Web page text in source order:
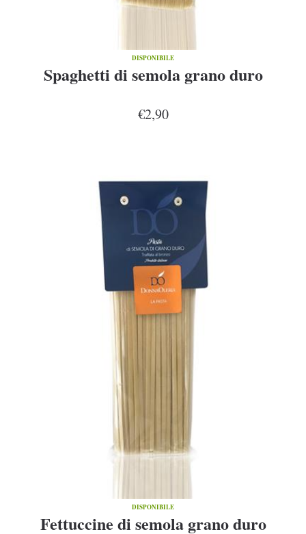
DISPONIBILE
Spaghetti di semola grano duro
€2,90
DISPONIBILE
Fettuccine di semola grano duro